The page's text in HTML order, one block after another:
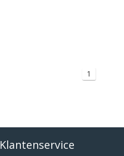
1
Klantenservice